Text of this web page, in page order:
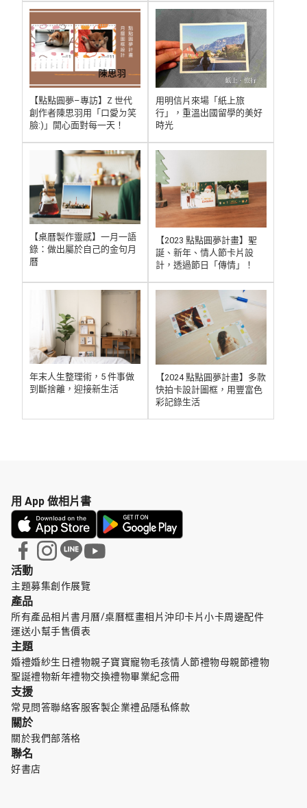
【點點圓夢–專訪】Z 世代
創作者陳思羽用「口愛ㄉ笑
臉:)」開心面對每一天！
用明信片來場「紙上旅
行」，重溫出國留學的美好
時光
【桌曆製作靈感】一月一語
錄：做出屬於自己的金句月
曆
【2023 點點 圓夢計畫】聖
誕、新年、情人節卡片設
計，透過節日「傳情」！
年末人生整理術，5 件事做
到斷捨離，迎接新生活
【2024 點點圓夢計畫】多款
快拍卡設計圖框，用豐富色
彩記錄生活
活動
主題募集創作展覽
產品
所有產品相片書月曆/桌曆框畫相片沖印卡片小卡周邊配件
運送小幫手售價表
主題
婚禮婚紗生日禮物親子寶寶寵物毛孩情人節禮物母親節禮物
聖誕禮物新年禮物交換禮物畢業紀念冊
支援
常見問答聯絡客服客製企業禮品隱私條款
關於
關於我們部落格
聯名
好書店
用 App 做相片書